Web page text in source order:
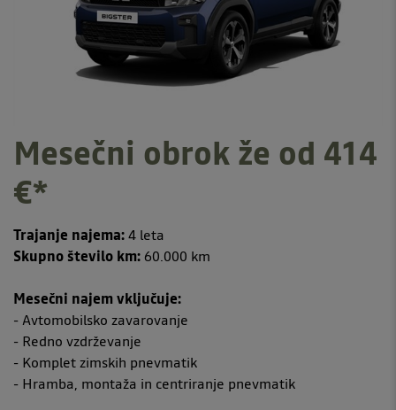
Mesečni obrok že od 414
€*
Trajanje najema:4 leta
Skupno število km: 60.000 km
Mesečni najem vključuje:
- Avtomobilsko zavarovanje
- Redno vzdrževanje
- Komplet zimskih pnevmatik
- Hramba, montaža in centriranje pnevmatik